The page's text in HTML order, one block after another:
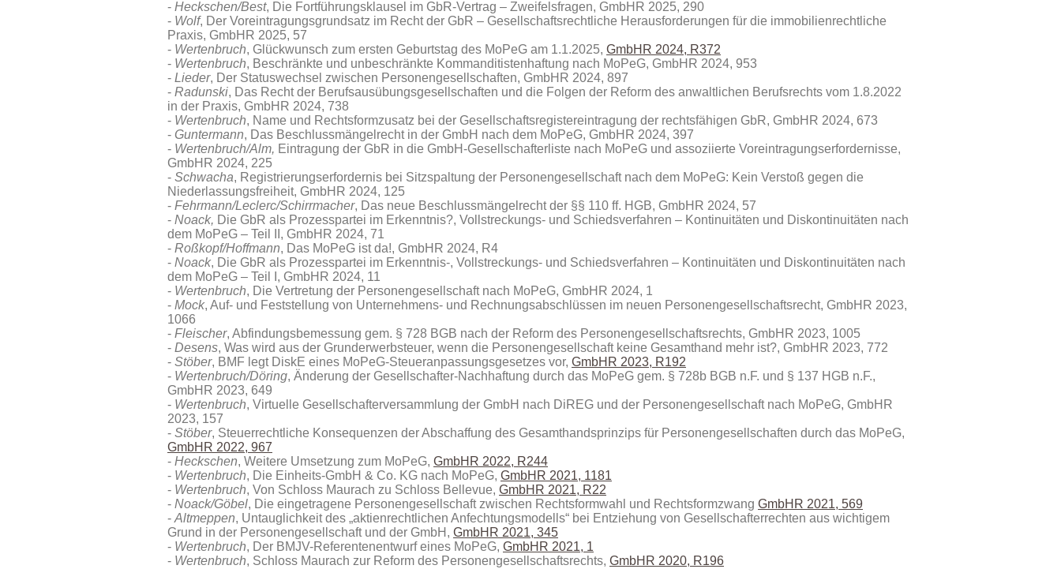
Heckschen/Best, Die Fortführungsklausel im GbR-Vertrag – Zweifelsfragen, GmbHR 2025, 290
Wolf, Der Voreintragungsgrundsatz im Recht der GbR – Gesellschaftsrechtliche Herausforderungen für die immobilienrechtliche
Praxis, GmbHR 2025, 57
Wertenbruch, Glückwunsch zum ersten Geburtstag des MoPeG am 1.1.2025, GmbHR 2024, R372
Wertenbruch, Beschränkte und unbeschränkte Kommanditistenhaftung nach MoPeG, GmbHR 2024, 953
Lieder, Der Statuswechsel zwischen Personengesellschaften, GmbHR 2024, 897
Radunski, Das Recht der Berufsausübungsgesellschaften und die Folgen der Reform des anwaltlichen Berufsrechts vom 1.8.2022
in der Praxis, GmbHR 2024, 738
Wertenbruch, Name und Rechtsformzusatz bei der Gesellschaftsregistereintragung der rechtsfähigen GbR, GmbHR 2024, 673
Guntermann, Das Beschlussmängelrecht in der GmbH nach dem MoPeG, GmbHR 2024, 397
Wertenbruch/Alm, Eintragung der GbR in die GmbH-Gesellschafterliste nach MoPeG und assoziierte Voreintragungserfordernisse,
GmbHR 2024, 225
Schwacha, Registrierungserfordernis bei Sitzspaltung der Personengesellschaft nach dem MoPeG: Kein Verstoß gegen die
Niederlassungsfreiheit, GmbHR 2024, 125
Fehrmann/Leclerc/Schirrmacher, Das neue Beschlussmängelrecht der §§ 110 ff. HGB, GmbHR 2024, 57
Noack, Die GbR als Prozesspartei im Erkenntnis?, Vollstreckungs- und Schiedsverfahren – Kontinuitäten und Diskontinuitäten nach
dem MoPeG – Teil II, GmbHR 2024, 71
Roßkopf/Hoffmann, Das MoPeG ist da!, GmbHR 2024, R4
Noack, Die GbR als Prozesspartei im Erkenntnis‑, Vollstreckungs- und Schiedsverfahren – Kontinuitäten und Diskontinuitäten nach
dem MoPeG – Teil I, GmbHR 2024, 11
Wertenbruch, Die Vertretung der Personengesellschaft nach MoPeG, GmbHR 2024, 1
Mock, Auf- und Feststellung von Unternehmens- und Rechnungsabschlüssen im neuen Personengesellschaftsrecht, GmbHR 2023,
1066
Fleischer, Abfindungsbemessung gem. § 728 BGB nach der Reform des Personengesellschaftsrechts, GmbHR 2023, 1005
Desens, Was wird aus der Grunderwerbsteuer, wenn die Personengesellschaft keine Gesamthand mehr ist?, GmbHR 2023, 772
Stöber, BMF legt DiskE eines MoPeG-Steueranpassungsgesetzes vor, GmbHR 2023, R192
Wertenbruch/Döring, Änderung der Gesellschafter-Nachhaftung durch das MoPeG gem. § 728b BGB n.F. und § 137 HGB n.F.,
GmbHR 2023, 649
Wertenbruch, Virtuelle Gesellschafterversammlung der GmbH nach DiREG und der Personengesellschaft nach MoPeG, GmbHR
2023, 157
Stöber, Steuerrechtliche Konsequenzen der Abschaffung des Gesamthandsprinzips für Personengesellschaften durch das MoPeG,
GmbHR 2022, 967
Heckschen, Weitere Umsetzung zum MoPeG, GmbHR 2022, R244
Wertenbruch, Die Einheits-GmbH & Co. KG nach MoPeG, GmbHR 2021, 1181
Wertenbruch, Von Schloss Maurach zu Schloss Bellevue, GmbHR 2021, R22
Noack/Göbel, Die eingetragene Personengesellschaft zwischen Rechtsformwahl und Rechtsformzwang GmbHR 2021, 569
Altmeppen, Untauglichkeit des „aktienrechtlichen Anfechtungsmodells“ bei Entziehung von Gesellschafterrechten aus wichtigem
Grund in der Personengesellschaft und der GmbH, GmbHR 2021, 345
Wertenbruch, Der BMJV-Referentenentwurf eines MoPeG, GmbHR 2021, 1
Wertenbruch, Schloss Maurach zur Reform des Personengesellschaftsrechts, GmbHR 2020, R196